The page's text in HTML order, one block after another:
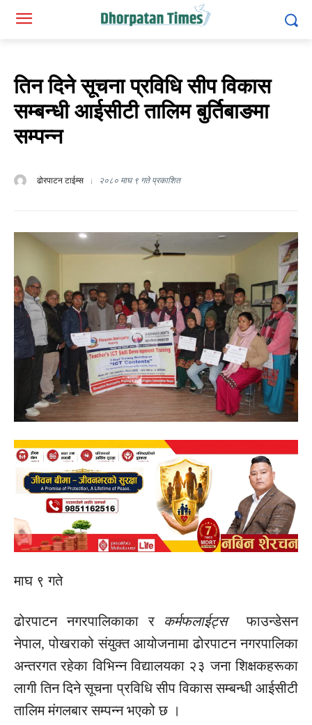
तिन दिने सूचना प्रविधि सीप विकास
सम्बन्धी आईसीटी तालिम बुर्तिबाङमा
सम्पन्न
ढोरपाटन टाईम्स २०८० माघ ९ गते प्रकाशित
माघ ९ गते
ढोरपाटन नगरपालिकाका र कर्मफलाईट्स
फाउन्डेसन
नेपाल, पोखराको संयुक्त आयोजनामा ढोरपाटन नगरपालिका
अन्तरगत रहेका विभिन्न विद्यालयका २३ जना शिक्षकहरूका
लागी तिन दिने सूचना प्रविधि सीप विकास सम्बन्धी आईसीटी
तालिम मंगलबार सम्पन्न भएको छ ।